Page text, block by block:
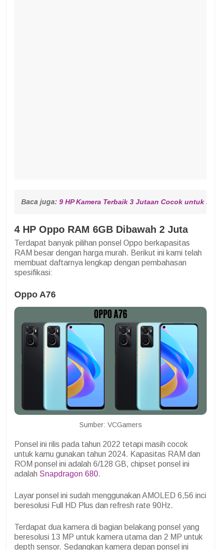
Baca juga: 9 HP Kamera Terbaik 3 Jutaan Cocok untuk
4 HP Oppo RAM 6GB Dibawah 2 Juta
Terdapat banyak pilihan ponsel Oppo berkapasitas
RAM besar dengan harga murah. Berikut ini kami telah
membuat daftarnya lengkap dengan pembahasan
spesifikasi:
Oppo A76
Sumber: VCGamers
Ponsel ini rilis pada tahun 2022 tetapi masih cocok
untuk kamu gunakan tahun 2024. Kapasitas RAM dan
ROM ponsel ini adalah 6/128 GB, chipset ponsel ini
adalah Snapdragon 680.
Layar ponsel ini sudah menggunakan AMOLED 6,56 inci
beresolusi Full HD Plus dan refresh rate 90Hz.
Terdapat dua kamera di bagian belakang ponsel yang
beresolusi 13 MP untuk kamera utama dan 2 MP untuk
depth sensor. Sedangkan kamera depan ponsel ini